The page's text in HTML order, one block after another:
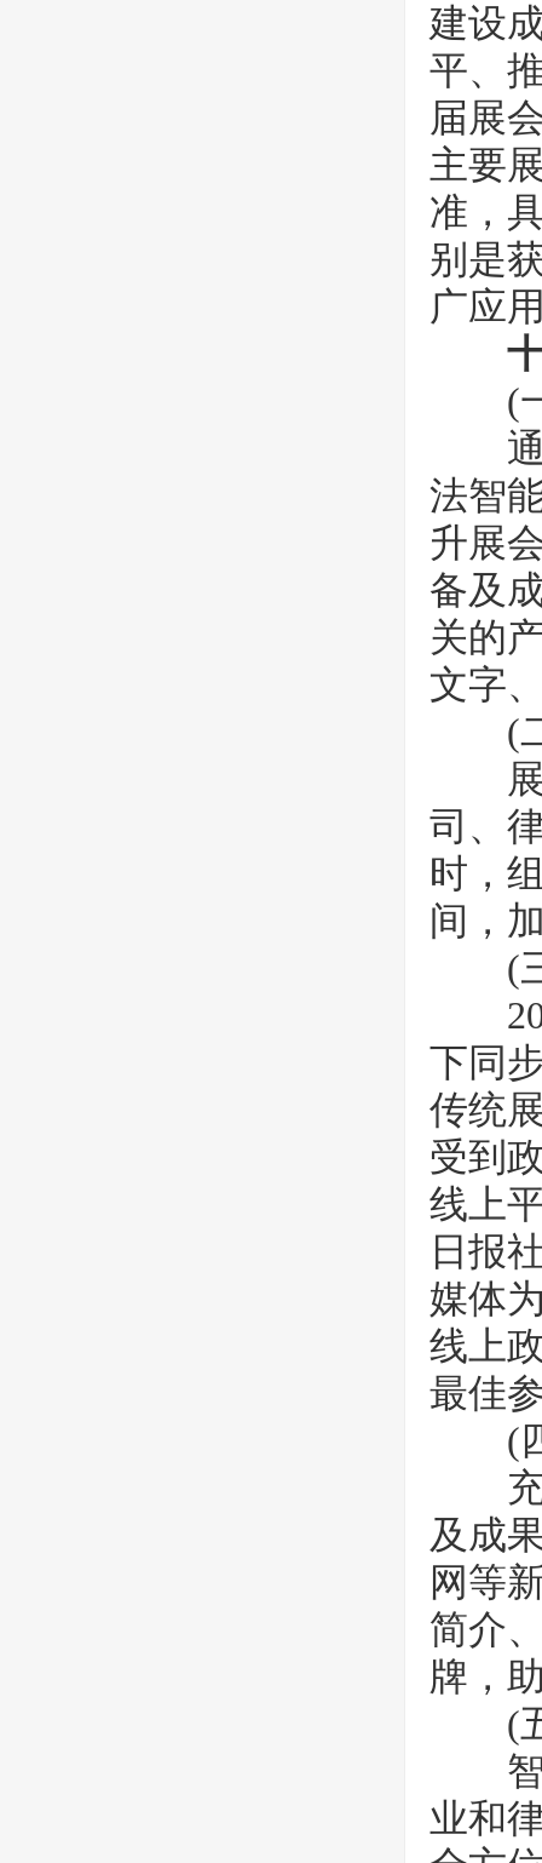
建设
平、
届展
主要
准，
别是
广应
十
(一)
通过
法智
升展
备及
关的
文字
(二)
展
司、
时，
间，
(三)
下同
传统
受到
线上
日报
媒体
线上
最佳
(四)
充分
及成
网等
简介
牌，
(五)
智
业和